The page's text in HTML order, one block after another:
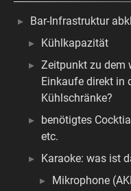
Bar-Infrastruktur
Kühlkapazität
Zeitpunkt zu dem
Einkaufe direkt in
Kühlschränke?
benötigtes
etc.
Karaoke: was ist
Mikrophone